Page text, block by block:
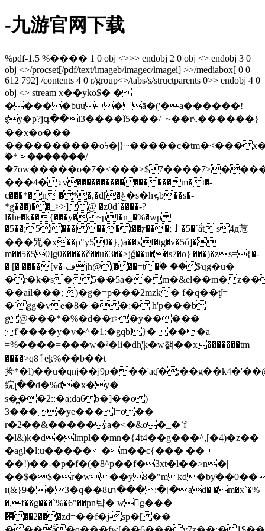
-九游官网下载
%pdf-1.5 %���� 1 0 obj <>>> endobj 2 0 obj <> endobj 3 0
obj <>/procset[/pdf/text/imageb/imagec/imagei] >>/mediabox[ 0 0
612 792] /contents 4 0 r/group<>/tabs/s/structparents 0>> endobj 4 0
obj <> stream x��yko$� �
�����buu� ā�('�a������!
ȿy�p?jգ��i3����ǐ5���/_~��r\.������}
��x�o���|
ؗ�*�������/
�7ow�����o�7�<���>$
���4�ۿv����������������m�t�-
c���*�n �*�,�d[�ݟ�s�hܟb��s�-
*g���)��_>>]@ �z0d`����-?
l�ȟe�k��{���y�~pl�n_�%�wp
�5��;5j���| ��� t��ƹ���;㇚�5�`å̈́t s4д苊
���咒�x��p"y50�},)a��xf�tg�v�5ú]�
m��5�50]g0�����č��u�3��>jǵ��u��s7�o}|���)�zs={�-
� [� ����[v�˒ڡjh@(���=t�۠� ��$ʮg�u�
��ail���; )�g�=p���2mzk� f�q��ʧ=
�`gg�ѵe�8� � �:� h'p���b
g@���*�%�d��r>�y�����
f'����y�v�^�1:�gqbl}� ���a
=%����=���w�ˀ�li�dh'̺k�w챍��x�������tm
����>q8ٱeׇk%��b��t
捡
綄լ��d�%d�x�y�_
s�̪��2::�a;da6 b�]��o )
3����ye��� l=o��
r�2��&�����:a�<�&o�_�`f
�l&)k�d�lmpl��mn�{4t4��g���^,[�4)�z��
�agl�l:u����� �m��c{��� ��
��!)��-�p�f�(�8^p��f�3xt�l��>n�|
ң&}9��3�q��8տ���:�[�ad� �m�x`�%
�,f��g���`%�6"��pn턉� wg���
΢��2���zd=��f�j-sp�[ ��